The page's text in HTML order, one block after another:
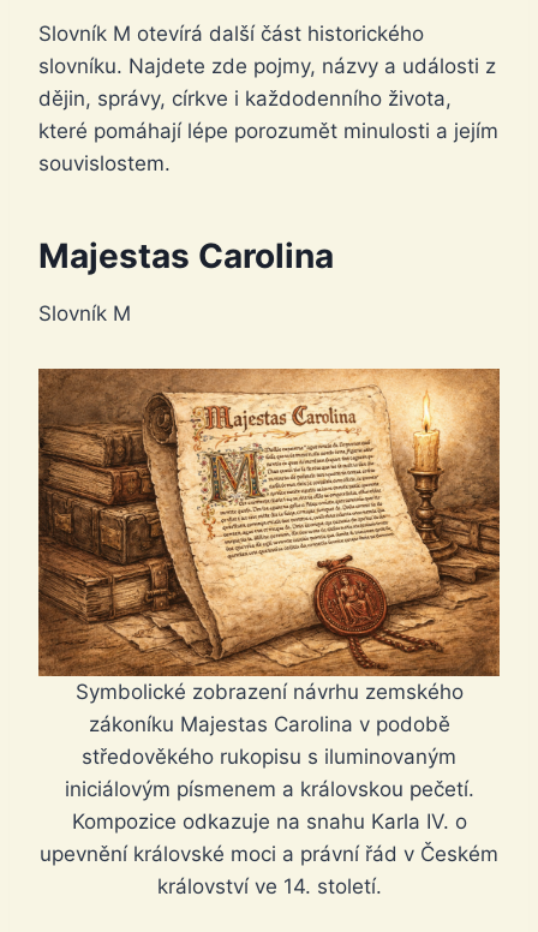
Slovník M otevírá další část historického
slovníku. Najdete zde pojmy, názvy a události z
dějin, správy, církve i každodenního života,
které pomáhají lépe porozumět minulosti a jejím
souvislostem.
Majestas Carolina
Slovník M
Symbolické zobrazení návrhu zemského
zákoníku Majestas Carolina v podobě
středověkého rukopisu s iluminovaným
iniciálovým písmenem a královskou pečetí.
Kompozice odkazuje na snahu Karla IV. o
upevnění královské moci a právní řád v Českém
království ve 14. století.